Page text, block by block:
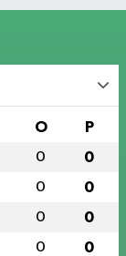
O P
0 0
0 0
0 0
0 0